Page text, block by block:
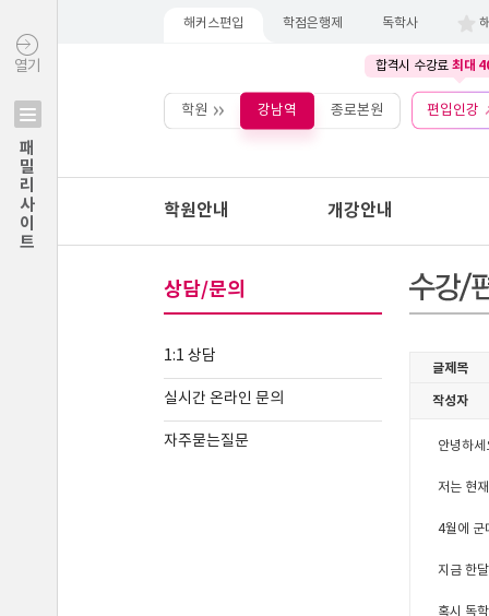
열기
패밀리사이트
해커스편입 학점은행제 독학사
합격시 수강료 최대
학원 강남역 종로본원 편입인강
학원안내 개강안내
상담/문의
1:1 상담
실시간 온라인 문의
자주묻는질문